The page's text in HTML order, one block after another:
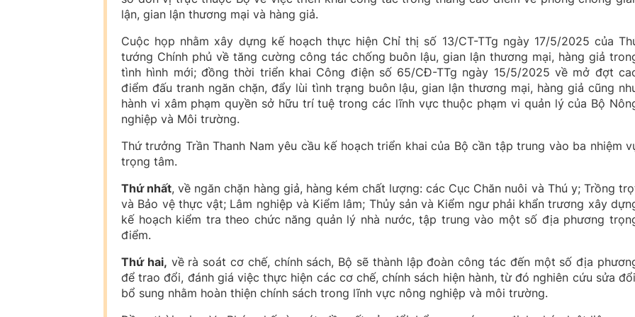
lận, gian lận thương mại và hàng giả.
Cuộc họp nhằm xây dựng kế hoạch thực hiện Chỉ thị số 13/CT-TTg ngày 17/5/2025 của
tướng Chính phủ về tăng cường công tác chống buôn lậu, gian lận thương mại, hàng giả
tình hình mới; đồng thời triển khai Công điện số 65/CĐ-TTg ngày 15/5/2025 về mở đợt
điểm đấu tranh ngăn chặn, đẩy lùi tình trạng buôn lậu, gian lận thương mại, hàng giả cũng
hành vi xâm phạm quyền sở hữu trí tuệ trong các lĩnh vực thuộc phạm vi quản lý của Bộ
nghiệp và Môi trường.
Thứ trưởng Trần Thanh Nam yêu cầu kế hoạch triển khai của Bộ cần tập trung vào ba nhiệm
trọng tâm.
Thứ nhất, về ngăn chặn hàng giả, hàng kém chất lượng: các Cục Chăn nuôi và Thú y; Trồng
và Bảo vệ thực vật; Lâm nghiệp và Kiểm lâm; Thủy sản và Kiểm ngư phải khẩn trương xây
kế hoạch kiểm tra theo chức năng quản lý nhà nước, tập trung vào một số địa phương
điểm.
Thứ hai, về rà soát cơ chế, chính sách, Bộ sẽ thành lập đoàn công tác đến một số địa
để trao đổi, đánh giá việc thực hiện các cơ chế, chính sách hiện hành, từ đó nghiên cứu sửa
bổ sung nhằm hoàn thiện chính sách trong lĩnh vực nông nghiệp và môi trường.